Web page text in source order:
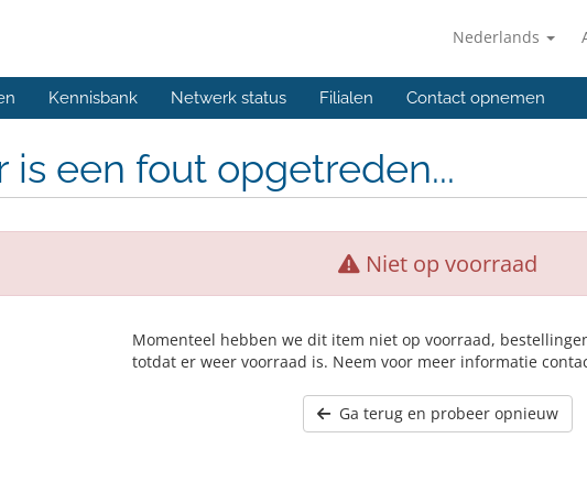
Nederlands
Kennisbank Netwerk status Filialen Contact opnemen
is een fout opgetreden...
Niet op voorraad
Momenteel hebben we dit item niet op voorraad,
totdat er weer voorraad is. Neem voor meer informatie
Ga terug en probeer opnieuw